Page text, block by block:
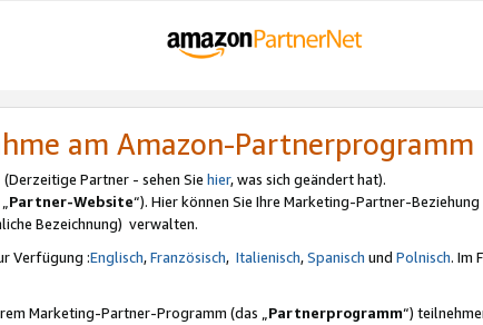
am Amazon-Partnerprogramm
(Derzeitige Partner - sehen Sie hier, was sich geändert hat).
Partner-Website“). Hier können Sie Ihre Marketing-Partner-
Bezeichnung) verwalten.
Verfügung :Englisch,Französisch, Italienisch,Spanisch und Polnisch. Im
Marketing-Partner-Programm (das „Partnerprogramm“)